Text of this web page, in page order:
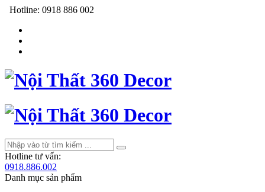
Hotline: 0918 886 002
Hotline tư vấn:
0918.886.002
Danh mục sản phẩm